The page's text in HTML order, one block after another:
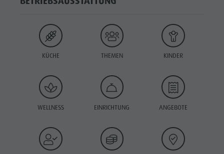
KÜCHE THEMEN KINDER
WELLNESS EINRICHTUNG ANGEBOTE